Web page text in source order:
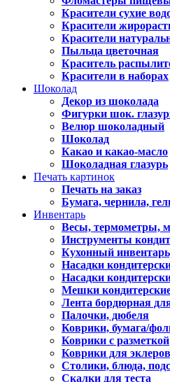
Красители сухие
Красители
Красители
Пыльца цветочная
Краситель
Красители в наборах
Шоколад
Декор из шоколада
Фигурки шок.
Велюр шоколадный
Шоколад
Какао и какао-масло
Шоколадная глазурь
Печать картинок
Печать на заказ
Бумага, чернила,
Инвентарь
Весы, термометры,
Инструменты
Кухонный
Насадки
Насадки
Мешки
Лента бордюрная
Палочки, дюбеля
Коврики, бумага/
Коврики с разметкой
Коврики для
Столики, блюда,
Скалки для теста